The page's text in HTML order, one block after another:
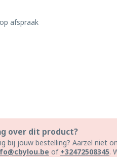
afspraak
over dit product?
bij jouw bestelling? Aarzel niet
of +32472508345.